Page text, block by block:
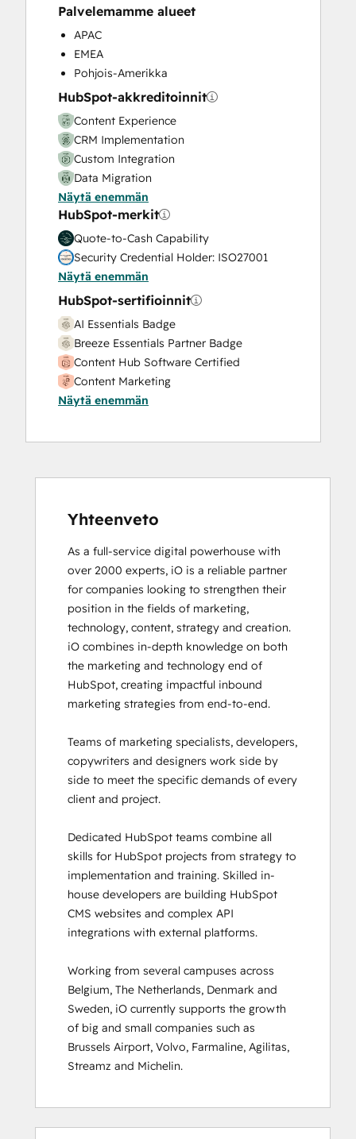
Sales Coaching and Training
Sales Enablement
Search Engine Optimization
Social Media
Website Design
Website Development
Website Migration
Palvelemamme alueet
APAC
EMEA
Pohjois-Amerikka
HubSpot-akkreditoinnit
Content Experience
CRM Implementation
Custom Integration
Data Migration
Onboarding
Service Implementation
Solutions Architecture Design
Näytä enemmän
HubSpot-merkit
Quote-to-Cash Capability
Security Credential Holder: ISO27001
Näytä enemmän
HubSpot-sertifioinnit
AI Essentials Badge
Breeze Essentials Partner Badge
Content Hub Software Certified
Content Marketing
CRM Data Migration Certification
Digital Advertising
Email Marketing Certification
Frictionless Sales
HubSpot Architecture I: Data Models and
APIs
HubSpot Architecture II: Content and
Messaging Tools
HubSpot CMS for Developers II
HubSpot Content Hub Software
HubSpot Email Marketing Software
Certification
HubSpot Implementation for Partners
Certification
HubSpot Marketing Software
HubSpot Reporting
HubSpot Sales Hub Software
HubSpot Solutions Partner
HubSpot Trainer Certification
Inbound
Inbound Marketing
Inbound Marketing Optimization
Inbound Sales
Marketing Hub Demo
Objectives-Based Onboarding
Platform Consulting
Revenue Operations
Sales Enablement
Sales Management Training: Strategies
Sales Team
Salesforce Integration Certification
Näytä enemmän
Yhteenveto
As a full-service digital powerhouse with
over 2000 experts, iO is a reliable partner
for companies looking to strengthen their
position in the fields of marketing,
technology, content, strategy and creation.
iO combines in-depth knowledge on both
the marketing and technology end of
HubSpot, creating impactful inbound
marketing strategies from end-to-end.
Teams of marketing specialists, developers,
copywriters and designers work side by
side to meet the specific demands of every
client and project.
Dedicated HubSpot teams combine all
skills for HubSpot projects from strategy to
implementation and training. Skilled in-
house developers are building HubSpot
CMS websites and complex API
integrations with external platforms.
Working from several campuses across
Belgium, The Netherlands, Denmark and
Sweden, iO currently supports the growth
of big and small companies such as
Brussels Airport, Volvo, Farmaline, Agilitas,
Streamz and Michelin.